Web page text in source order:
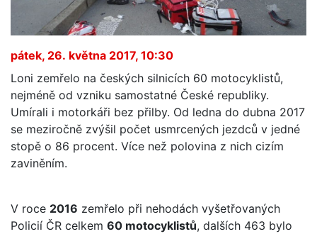
pátek, 26. května 2017, 10:30
Loni zemřelo na českých silnicích 60 motocyklistů,
nejméně od vzniku samostatné České republiky.
Umírali i motorkáři bez přilby. Od ledna do dubna 2017
se meziročně zvýšil počet usmrcených jezdců v jedné
stopě o 86 procent. Více než polovina z nich cizím
zaviněním.
V roce 2016 zemřelo při nehodách vyšetřovaných
Policií ČR celkem 60 motocyklistů, dalších 463 bylo